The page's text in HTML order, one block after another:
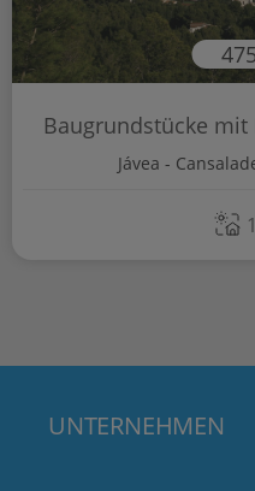
Baugrundstücke
Jávea -
UNTERNEHMEN